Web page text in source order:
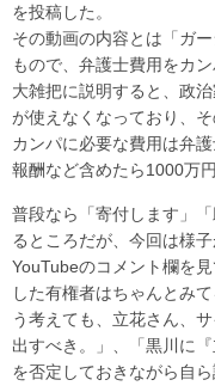
を投稿した。
その動画の内容とは「ガ
もので、弁護士費用をカ
大雑把に説明すると、政
が使えなくなっており、
カンパに必要な費用は弁
報酬など含めたら1000万
普段なら「寄付します」
るところだが、今回は様子
YouTubeのコメント欄を
した有権者はちゃんとみ
う考えても、立花さん、
出すべき。」、「黒川に
を否定しておきながら自